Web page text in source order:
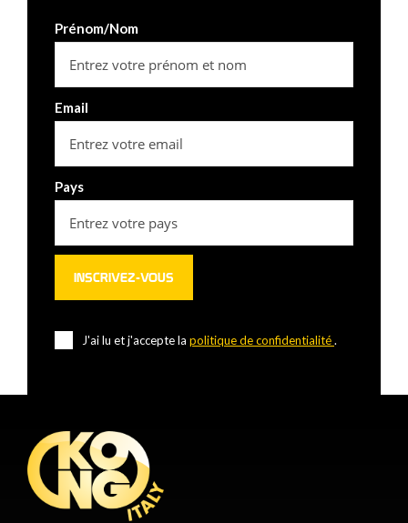
Prénom/Nom
Email
Pays
J'ai lu et j'accepte la politique de confidentialité.